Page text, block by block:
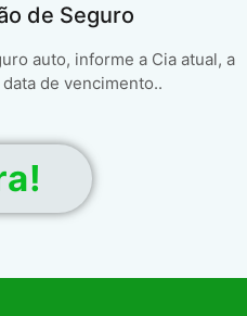
de Seguro
auto, informe a Cia atual, a
de vencimento..